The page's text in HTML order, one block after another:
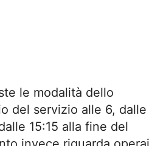
le modalità dello
del servizio alle 6, dalle
15:15 alla fine del